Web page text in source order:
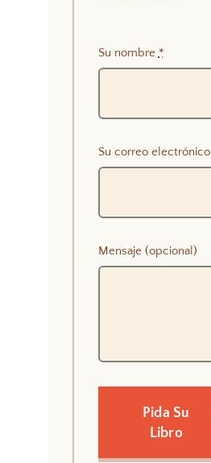
Su nombre *
Su correo electrónico
Mensaje (opcional)
Pida Su
Libro